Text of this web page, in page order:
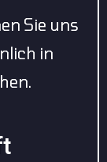
Sie uns
in